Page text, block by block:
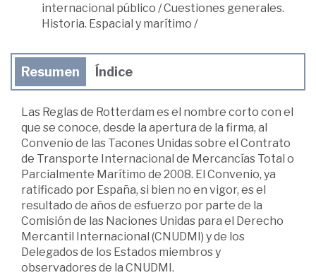
internacional público /Cuestiones generales.
Historia. Espacial y marítimo /
Resumen Índice
Las Reglas de Rotterdam es el nombre corto con el
que se conoce, desde la apertura de la firma, al
Convenio de las Tacones Unidas sobre el Contrato
de Transporte Internacional de Mercancías Total o
Parcialmente Marítimo de 2008. El Convenio, ya
ratificado por España, si bien no en vigor, es el
resultado de años de esfuerzo por parte de la
Comisión de las Naciones Unidas para el Derecho
Mercantil Internacional (CNUDMI) y de los
Delegados de los Estados miembros y
observadores de la CNUDMI.